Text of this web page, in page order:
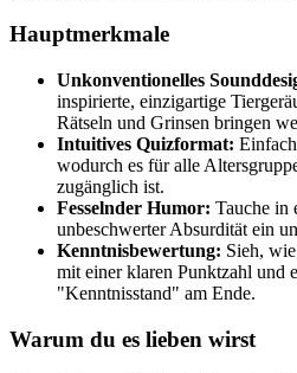
Hauptmerkmale
Unkonventionelles
inspirierte, einzigartige
Rätseln und Grinsen bringen
Intuitives Quizformat:
wodurch es für alle
zugänglich ist.
Fesselnder Humor: Tauche in
unbeschwerter Absurdität ein
Kenntnisbewertung: Sieh,
mit einer klaren Punktzahl und
"Kenntnisstand" am Ende.
Warum du es lieben wirst